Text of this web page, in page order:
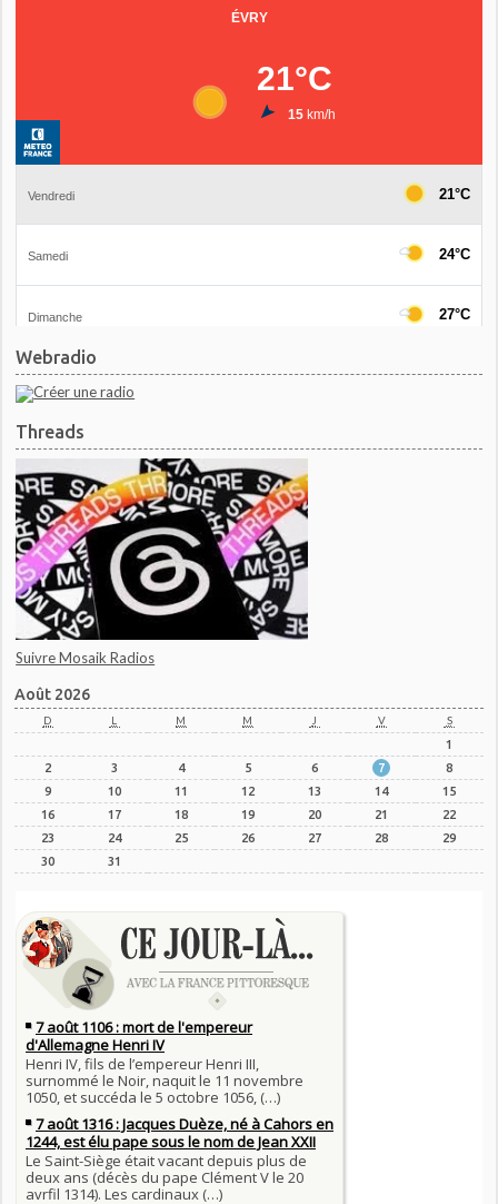
Webradio
Threads
Suivre Mosaik Radios
Août 2026
D L M M J V S
1
2
3 4 5 6 7
8
9
10 11 12 13 14
15
16
17 18 19 20 21
22
23
24 25 26 27 28
29
30
31